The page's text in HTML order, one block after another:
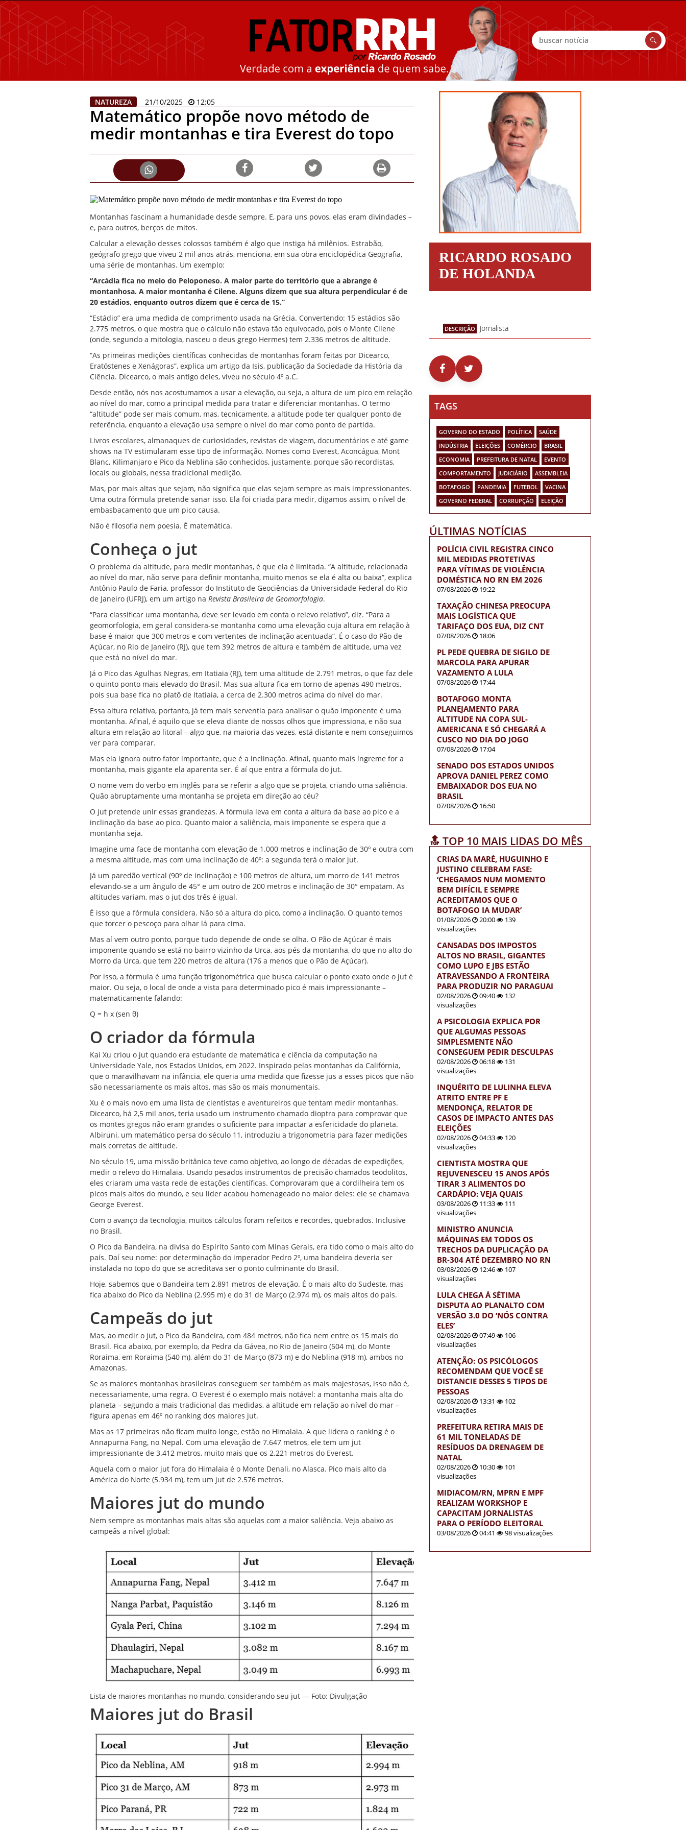
Buscar
NATUREZA 21/10/2025 12:05
Matemático propõe novo método de
medir montanhas e tira Everest do topo
Montanhas fascinam a humanidade desde sempre. E, para uns povos, elas eram divindades –
e, para outros, berços de mitos.
Calcular a elevação desses colossos também é algo que instiga há milênios. Estrabão,
geógrafo grego que viveu 2 mil anos atrás, menciona, em sua obra enciclopédica Geografia,
uma série de montanhas. Um exemplo:
“Arcádia fica no meio do Peloponeso. A maior parte do território que a abrange é
montanhosa. A maior montanha é Cilene. Alguns dizem que sua altura perpendicular é de
20 estádios, enquanto outros dizem que é cerca de 15.”
“Estádio” era uma medida de comprimento usada na Grécia. Convertendo: 15 estádios são
2.775 metros, o que mostra que o cálculo não estava tão equivocado, pois o Monte Cilene
(onde, segundo a mitologia, nasceu o deus grego Hermes) tem 2.336 metros de altitude.
“As primeiras medições científicas conhecidas de montanhas foram feitas por Dicearco,
Eratóstenes e Xenágoras”, explica um artigo da Isis, publicação da Sociedade da História da
Ciência. Dicearco, o mais antigo deles, viveu no século 4º a.C.
Desde então, nós nos acostumamos a usar a elevação, ou seja, a altura de um pico em relação
ao nível do mar, como a principal medida para tratar e diferenciar montanhas. O termo
“altitude” pode ser mais comum, mas, tecnicamente, a altitude pode ter qualquer ponto de
referência, enquanto a elevação usa sempre o nível do mar como ponto de partida.
Livros escolares, almanaques de curiosidades, revistas de viagem, documentários e até game
shows na TV estimularam esse tipo de informação. Nomes como Everest, Aconcágua, Mont
Blanc, Kilimanjaro e Pico da Neblina são conhecidos, justamente, porque são recordistas,
locais ou globais, nessa tradicional medição.
Mas, por mais altas que sejam, não significa que elas sejam sempre as mais impressionantes.
Uma outra fórmula pretende sanar isso. Ela foi criada para medir, digamos assim, o nível de
embasbacamento que um pico causa.
Não é filosofia nem poesia. É matemática.
Conheça o jut
O problema da altitude, para medir montanhas, é que ela é limitada. “A altitude, relacionada
ao nível do mar, não serve para definir montanha, muito menos se ela é alta ou baixa”, explica
Antônio Paulo de Faria, professor do Instituto de Geociências da Universidade Federal do Rio
de Janeiro (UFRJ), em um artigo na Revista Brasileira de Geomorfologia.
“Para classificar uma montanha, deve ser levado em conta o relevo relativo”, diz. “Para a
geomorfologia, em geral considera-se montanha como uma elevação cuja altura em relação à
base é maior que 300 metros e com vertentes de inclinação acentuada”. É o caso do Pão de
Açúcar, no Rio de Janeiro (RJ), que tem 392 metros de altura e também de altitude, uma vez
que está no nível do mar.
Já o Pico das Agulhas Negras, em Itatiaia (RJ), tem uma altitude de 2.791 metros, o que faz dele
o quinto ponto mais elevado do Brasil. Mas sua altura fica em torno de apenas 490 metros,
pois sua base fica no platô de Itatiaia, a cerca de 2.300 metros acima do nível do mar.
Essa altura relativa, portanto, já tem mais serventia para analisar o quão imponente é uma
montanha. Afinal, é aquilo que se eleva diante de nossos olhos que impressiona, e não sua
altura em relação ao litoral – algo que, na maioria das vezes, está distante e nem conseguimos
ver para comparar.
Mas ela ignora outro fator importante, que é a inclinação. Afinal, quanto mais íngreme for a
montanha, mais gigante ela aparenta ser. É aí que entra a fórmula do jut.
O nome vem do verbo em inglês para se referir a algo que se projeta, criando uma saliência.
Quão abruptamente uma montanha se projeta em direção ao céu?
O jut pretende unir essas grandezas. A fórmula leva em conta a altura da base ao pico e a
inclinação da base ao pico. Quanto maior a saliência, mais imponente se espera que a
montanha seja.
Imagine uma face de montanha com elevação de 1.000 metros e inclinação de 30º e outra com
a mesma altitude, mas com uma inclinação de 40º: a segunda terá o maior jut.
Já um paredão vertical (90º de inclinação) e 100 metros de altura, um morro de 141 metros
elevando-se a um ângulo de 45° e um outro de 200 metros e inclinação de 30° empatam. As
altitudes variam, mas o jut dos três é igual.
É isso que a fórmula considera. Não só a altura do pico, como a inclinação. O quanto temos
que torcer o pescoço para olhar lá para cima.
Mas aí vem outro ponto, porque tudo depende de onde se olha. O Pão de Açúcar é mais
imponente quando se está no bairro vizinho da Urca, aos pés da montanha, do que no alto do
Morro da Urca, que tem 220 metros de altura (176 a menos que o Pão de Açúcar).
Por isso, a fórmula é uma função trigonométrica que busca calcular o ponto exato onde o jut é
maior. Ou seja, o local de onde a vista para determinado pico é mais impressionante –
matematicamente falando:
Q = h x (sen θ)
O criador da fórmula
Kai Xu criou o jut quando era estudante de matemática e ciência da computação na
Universidade Yale, nos Estados Unidos, em 2022. Inspirado pelas montanhas da Califórnia,
que o maravilhavam na infância, ele queria uma medida que fizesse jus a esses picos que não
são necessariamente os mais altos, mas são os mais monumentais.
Xu é o mais novo em uma lista de cientistas e aventureiros que tentam medir montanhas.
Dicearco, há 2,5 mil anos, teria usado um instrumento chamado dioptra para comprovar que
os montes gregos não eram grandes o suficiente para impactar a esfericidade do planeta.
Albiruni, um matemático persa do século 11, introduziu a trigonometria para fazer medições
mais corretas de altitude.
No século 19, uma missão britânica teve como objetivo, ao longo de décadas de expedições,
medir o relevo do Himalaia. Usando pesados instrumentos de precisão chamados teodolitos,
eles criaram uma vasta rede de estações científicas. Comprovaram que a cordilheira tem os
picos mais altos do mundo, e seu líder acabou homenageado no maior deles: ele se chamava
George Everest.
Com o avanço da tecnologia, muitos cálculos foram refeitos e recordes, quebrados. Inclusive
no Brasil.
O Pico da Bandeira, na divisa do Espírito Santo com Minas Gerais, era tido como o mais alto do
país. Daí seu nome: por determinação do imperador Pedro 2º, uma bandeira deveria ser
instalada no topo do que se acreditava ser o ponto culminante do Brasil.
Hoje, sabemos que o Bandeira tem 2.891 metros de elevação. É o mais alto do Sudeste, mas
fica abaixo do Pico da Neblina (2.995 m) e do 31 de Março (2.974 m), os mais altos do país.
Campeãs do jut
Mas, ao medir o jut, o Pico da Bandeira, com 484 metros, não fica nem entre os 15 mais do
Brasil. Fica abaixo, por exemplo, da Pedra da Gávea, no Rio de Janeiro (504 m), do Monte
Roraima, em Roraima (540 m), além do 31 de Março (873 m) e do Neblina (918 m), ambos no
Amazonas.
Se as maiores montanhas brasileiras conseguem ser também as mais majestosas, isso não é,
necessariamente, uma regra. O Everest é o exemplo mais notável: a montanha mais alta do
planeta – segundo a mais tradicional das medidas, a altitude em relação ao nível do mar –
figura apenas em 46º no ranking dos maiores jut.
Mas as 17 primeiras não ficam muito longe, estão no Himalaia. A que lidera o ranking é o
Annapurna Fang, no Nepal. Com uma elevação de 7.647 metros, ele tem um jut
impressionante de 3.412 metros, muito mais que os 2.221 metros do Everest.
Aquela com o maior jut fora do Himalaia é o Monte Denali, no Alasca. Pico mais alto da
América do Norte (5.934 m), tem um jut de 2.576 metros.
Maiores jut do mundo
Nem sempre as montanhas mais altas são aquelas com a maior saliência. Veja abaixo as
campeãs a nível global:
Lista de maiores montanhas no mundo, considerando seu jut — Foto: Divulgação
Maiores jut do Brasil
RICARDO ROSADO
DE HOLANDA
DESCRIÇÃO Jornalista
TAGS
GOVERNO DO ESTADO POLÍTICA
SAÚDE
INDÚSTRIA
ELEIÇÕES COMÉRCIO
BRASIL
ECONOMIA
PREFEITURA DE NATAL
EVENTO
COMPORTAMENTO
JUDICIÁRIO
ASSEMBLEIA
BOTAFOGO
PANDEMIA FUTEBOL
VACINA
GOVERNO FEDERAL
CORRUPÇÃO ELEIÇÃO
ÚLTIMAS NOTÍCIAS
POLÍCIA CIVIL REGISTRA CINCO
MIL MEDIDAS PROTETIVAS
PARA VÍTIMAS DE VIOLÊNCIA
DOMÉSTICA NO RN EM 2026
07/08/2026 19:22
TAXAÇÃO CHINESA PREOCUPA
MAIS LOGÍSTICA QUE
TARIFAÇO DOS EUA, DIZ CNT
07/08/2026 18:06
PL PEDE QUEBRA DE SIGILO DE
MARCOLA PARA APURAR
VAZAMENTO A LULA
07/08/2026 17:44
BOTAFOGO MONTA
PLANEJAMENTO PARA
ALTITUDE NA COPA SUL-
AMERICANA E SÓ CHEGARÁ A
CUSCO NO DIA DO JOGO
07/08/2026 17:04
SENADO DOS ESTADOS UNIDOS
APROVA DANIEL PEREZ COMO
EMBAIXADOR DOS EUA NO
BRASIL
07/08/2026 16:50
🔝 TOP 10 MAIS LIDAS DO MÊS
CRIAS DA MARÉ, HUGUINHO E
JUSTINO CELEBRAM FASE:
‘CHEGAMOS NUM MOMENTO
BEM DIFÍCIL E SEMPRE
ACREDITAMOS QUE O
BOTAFOGO IA MUDAR’
01/08/2026 20:00
139
visualizações
CANSADAS DOS IMPOSTOS
ALTOS NO BRASIL, GIGANTES
COMO LUPO E JBS ESTÃO
ATRAVESSANDO A FRONTEIRA
PARA PRODUZIR NO PARAGUAI
02/08/2026 09:40
132
visualizações
A PSICOLOGIA EXPLICA POR
QUE ALGUMAS PESSOAS
SIMPLESMENTE NÃO
CONSEGUEM PEDIR DESCULPAS
02/08/2026 06:18
131
visualizações
INQUÉRITO DE LULINHA ELEVA
ATRITO ENTRE PF E
MENDONÇA, RELATOR DE
CASOS DE IMPACTO ANTES DAS
ELEIÇÕES
02/08/2026 04:33
120
visualizações
CIENTISTA MOSTRA QUE
REJUVENESCEU 15 ANOS APÓS
TIRAR 3 ALIMENTOS DO
CARDÁPIO: VEJA QUAIS
03/08/2026 11:33
111
visualizações
MINISTRO ANUNCIA
MÁQUINAS EM TODOS OS
TRECHOS DA DUPLICAÇÃO DA
BR-304 ATÉ DEZEMBRO NO RN
03/08/2026 12:46
107
visualizações
LULA CHEGA À SÉTIMA
DISPUTA AO PLANALTO COM
VERSÃO 3.0 DO ‘NÓS CONTRA
ELES’
02/08/2026 07:49
106
visualizações
ATENÇÃO: OS PSICÓLOGOS
RECOMENDAM QUE VOCÊ SE
DISTANCIE DESSES 5 TIPOS DE
PESSOAS
02/08/2026 13:31
102
visualizações
PREFEITURA RETIRA MAIS DE
61 MIL TONELADAS DE
RESÍDUOS DA DRENAGEM DE
NATAL
02/08/2026 10:30
101
visualizações
MIDIACOM/RN, MPRN E MPF
REALIZAM WORKSHOP E
CAPACITAM JORNALISTAS
PARA O PERÍODO ELEITORAL
03/08/2026 04:41 98 visualizações